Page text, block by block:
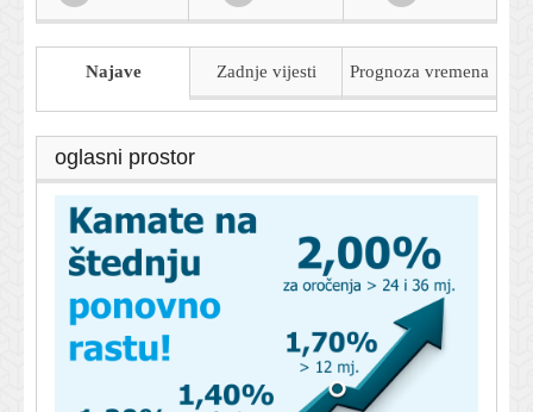
Najave Zadnje vijesti Prognoza vremena
oglasni prostor